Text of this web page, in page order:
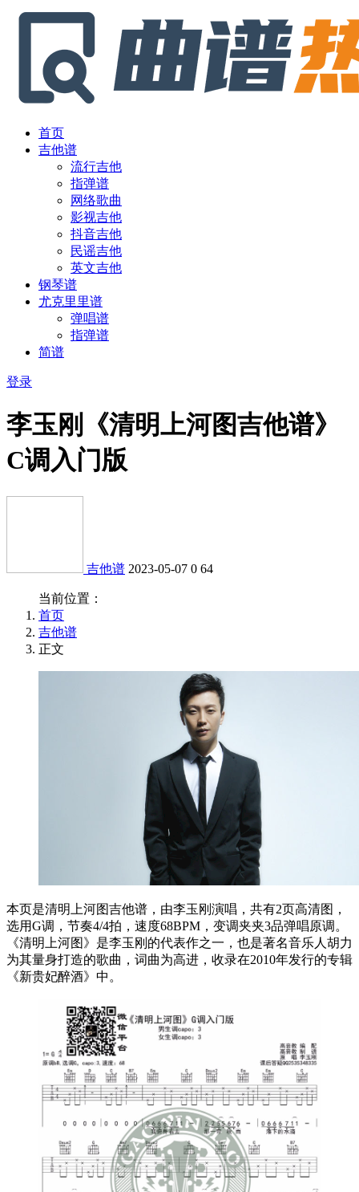
首页
吉他谱
流行吉他
指弹谱
网络歌曲
影视吉他
抖音吉他
民谣吉他
英文吉他
钢琴谱
尤克里里谱
弹唱谱
指弹谱
简谱
登录
李玉刚《清明上河图吉他谱》
C调入门版
吉他谱 2023-05-07 0 64
当前位置：
首页
吉他谱
正文
本页是清明上河图吉他谱，由李玉刚演唱，共有2页高清图，
选用G调，节奏4/4拍，速度68BPM，变调夹夹3品弹唱原调。
《清明上河图》是李玉刚的代表作之一，也是著名音乐人胡力
为其量身打造的歌曲，词曲为高进，收录在2010年发行的专辑
《新贵妃醉酒》中。